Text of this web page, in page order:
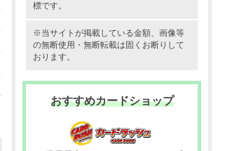
標です。
※当サイトが掲載している金額、画像等
の無断使用・無断転載は固くお断りして
おります。
おすすめカードショップ